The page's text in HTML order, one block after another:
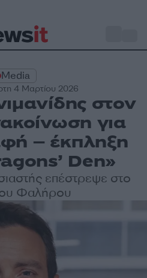
Media
4 Μαρτίου 2026
στον
για
– έκπληξη
Den»
επέστρεψε στο
Φαλήρου